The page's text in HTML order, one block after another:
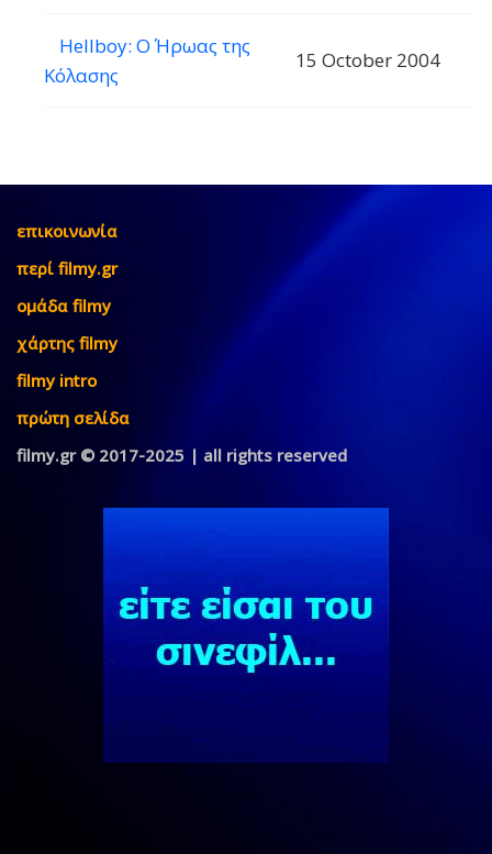
Hellboy: Ο Ήρωας της
Κόλασης
15 October 2004
επικοινωνία
περί filmy.gr
ομάδα filmy
χάρτης filmy
filmy intro
πρώτη σελίδα
filmy.gr © 2017-2025 | all rights reserved